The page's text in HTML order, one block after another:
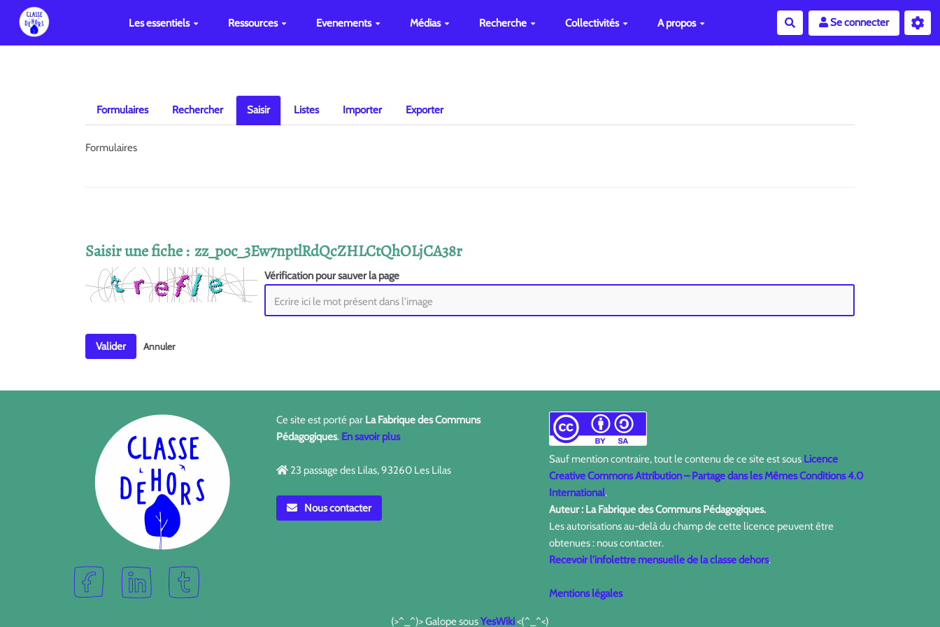
Les essentiels Ressources Evenements Médias Recherche Collectivités A propos RechercherSe connecter
Formulaires Rechercher Saisir Listes Importer Exporter
Formulaires
Saisir une fiche : zz_poc_3Ew7nptlRdQcZHLCtQhOLjCA38r
Vérification pour sauver la page
Valider Annuler
Ce site est porté par La Fabrique des Communs
Pédagogiques. En savoir plus
23 passage des Lilas, 93260 Les Lilas
Nous contacter
Sauf mention contraire, tout le contenu de ce site est sous Licence
Creative Commons Attribution – Partage dans les Mêmes Conditions 4.0
International.
Auteur : La Fabrique des Communs Pédagogiques.
Les autorisations au-delà du champ de cette licence peuvent être
obtenues : nous contacter.
Recevoir l'infolettre mensuelle de la classe dehors.
Mentions légales
(>^_^)> Galope sousYesWiki<(^_^<)